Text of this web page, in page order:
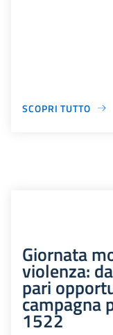
SCOPRI TUTTO
Giornata
violenza:
pari
campagna
1522